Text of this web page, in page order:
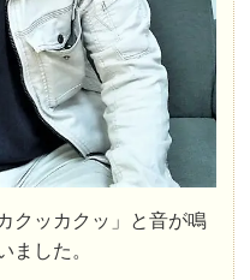
クッカクッ」と音が鳴
ました。